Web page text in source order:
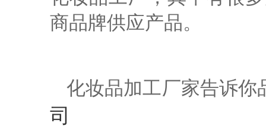
商品牌供应产品。
化妆品加工厂家告诉你
司